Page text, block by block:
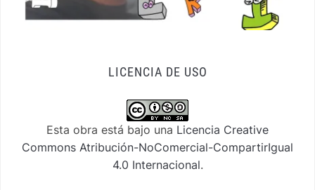
LICENCIA DE USO
Esta obra está bajo una Licencia Creative
Commons Atribución-NoComercial-CompartirIgual
4.0 Internacional.